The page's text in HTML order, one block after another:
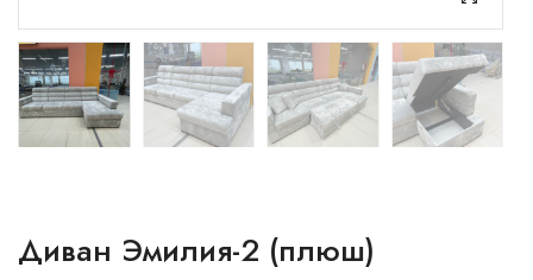
Могилев
Сморгонь
Диван Эмилия-2 (плюш)